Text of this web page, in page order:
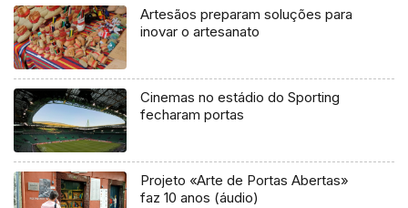
Artesãos preparam soluções para
inovar o artesanato
Cinemas no estádio do Sporting
fecharam portas
Projeto «Arte de Portas Abertas»
faz 10 anos (áudio)